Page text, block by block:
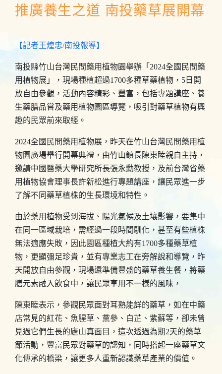
推廣養生之道 南投藥草展開幕
【記者王煌忠/南投報導】
南投縣竹山台灣民間藥用植物園舉辦「2024全國民間藥
用植物展」，現場種植超過1700多種草藥植物，5日開
放自由參觀，活動內容精彩、豐富，包括專題講座、養
生藥膳品嘗及藥用植物園區導覽，吸引對藥草植物有興
趣的民眾前來取經。
2024全國民間藥用植物展，昨天在竹山台灣民間藥用植
物園廣場舉行開幕典禮，由竹山鎮長陳東睦親自主持，
邀請中國醫藥大學研究所長張永勳教授，及前台灣省藥
用植物協會理事長許新松進行專題講座，讓民眾進一步
了解不同藥草植株的生長環境和特性。
由於藥用植物受到海拔、陽光氣候及土壤影響，要集中
在同一區域栽培，需經過一段時間馴化，甚至有些植株
無法適應失敗，因此園區種植大約有1700多種藥草植
物，更顯彌足珍貴，並有專業志工在旁解說和導覽，昨
天開放自由參觀，現場還準備豐盛的藥草養生餐，將藥
膳元素融入飲食中，讓民眾享用不一樣的風味，
陳東睦表示，參觀民眾面對耳熟能詳的藥草，如在中藥
店常見的紅花、魚腥草、黨參、白芷、紫蘇等，卻未曾
見過它們生長的廬山真面目，這次透過為期2天的藥草
節活動，豐富民眾對藥草的認知，同時搭起一座藥草文
化傳承的橋梁，讓更多人重新認識藥草產業的價值。